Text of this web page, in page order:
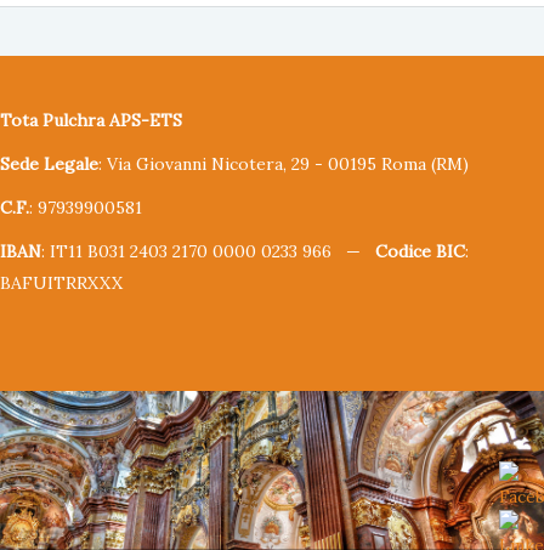
Tota Pulchra APS-ETS
Sede Legale: Via Giovanni Nicotera, 29 - 00195 Roma (RM)
C.F.: 97939900581
IBAN: IT11 B031 2403 2170 0000 0233 966 — Codice BIC:
BAFUITRRXXX